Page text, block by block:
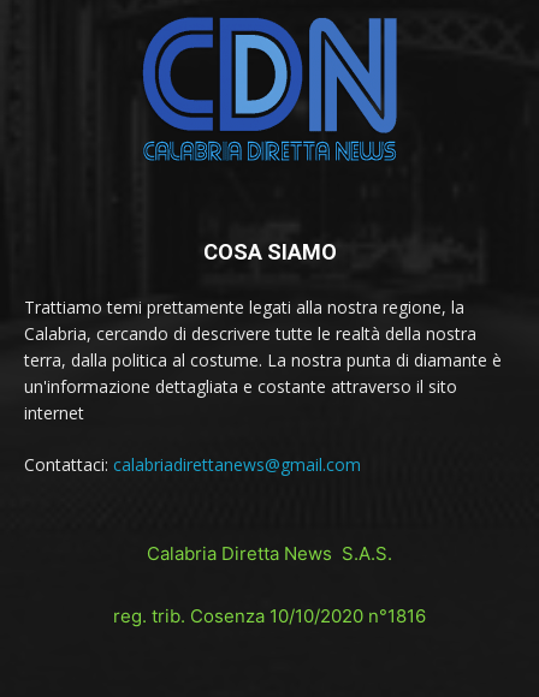
COSA SIAMO
Trattiamo temi prettamente legati alla nostra regione, la
Calabria, cercando di descrivere tutte le realtà della nostra
terra, dalla politica al costume. La nostra punta di diamante è
un'informazione dettagliata e costante attraverso il sito
internet
Contattaci: calabriadirettanews@gmail.com
Calabria Diretta News S.A.S.
reg. trib. Cosenza 10/10/2020 n°1816